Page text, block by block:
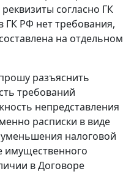
согласно ГК
ГК РФ нет требования,
на отдельном
разъяснить
требований
непредставления
расписки в виде
налоговой
имущественного
в Договоре